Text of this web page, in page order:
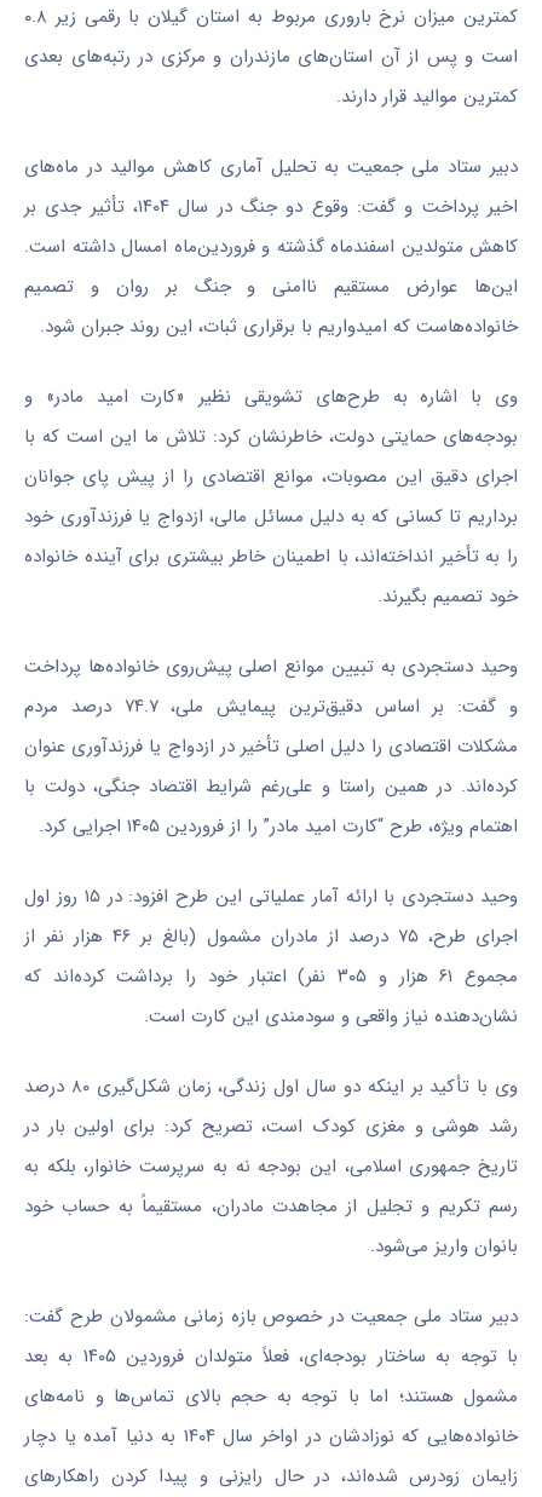
کمترین میزان نرخ باروری مربوط به استان گیلان با رقمی زیر ۰.۸
است و پس از آن استان‌های مازندران و مرکزی در رتبه‌های بعدی
کمترین موالید قرار دارند.
دبیر ستاد ملی جمعیت به تحلیل آماری کاهش موالید در ماه‌های
اخیر پرداخت و گفت: وقوع دو جنگ در سال ۱۴۰۴، تأثیر جدی بر
کاهش متولدین اسفندماه گذشته و فروردین‌ماه امسال داشته است.
این‌ها عوارض مستقیم ناامنی و جنگ بر روان و تصمیم
خانواده‌هاست که امیدواریم با برقراری ثبات، این روند جبران شود.
وی با اشاره به طرح‌های تشویقی نظیر «کارت امید مادر» و
بودجه‌های حمایتی دولت، خاطرنشان کرد: تلاش ما این است که با
اجرای دقیق این مصوبات، موانع اقتصادی را از پیش پای جوانان
برداریم تا کسانی که به دلیل مسائل مالی، ازدواج یا فرزندآوری خود
را به تأخیر انداخته‌اند، با اطمینان خاطر بیشتری برای آینده خانواده
خود تصمیم بگیرند.
وحید دستجردی به تبیین موانع اصلی پیش‌روی خانواده‌ها پرداخت
و گفت: بر اساس دقیق‌ترین پیمایش ملی، ۷۴.۷ درصد مردم
مشکلات اقتصادی را دلیل اصلی تأخیر در ازدواج یا فرزندآوری عنوان
کرده‌اند. در همین راستا و علی‌رغم شرایط اقتصاد جنگی، دولت با
اهتمام ویژه، طرح “کارت امید مادر” را از فروردین ۱۴۰۵ اجرایی کرد.
وحید دستجردی با ارائه آمار عملیاتی این طرح افزود: در ۱۵ روز اول
اجرای طرح، ۷۵ درصد از مادران مشمول (بالغ بر ۴۶ هزار نفر از
مجموع ۶۱ هزار و ۳۰۵ نفر) اعتبار خود را برداشت کرده‌اند که
نشان‌دهنده نیاز واقعی و سودمندی این کارت است.
وی با تأکید بر اینکه دو سال اول زندگی، زمان شکل‌گیری ۸۰ درصد
رشد هوشی و مغزی کودک است، تصریح کرد: برای اولین بار در
تاریخ جمهوری اسلامی، این بودجه نه به سرپرست خانوار، بلکه به
رسم تکریم و تجلیل از مجاهدت مادران، مستقیماً به حساب خود
بانوان واریز می‌شود.
دبیر ستاد ملی جمعیت در خصوص بازه زمانی مشمولان طرح گفت:
با توجه به ساختار بودجه‌ای، فعلاً متولدان فروردین ۱۴۰۵ به بعد
مشمول هستند؛ اما با توجه به حجم بالای تماس‌ها و نامه‌های
خانواده‌هایی که نوزادشان در اواخر سال ۱۴۰۴ به دنیا آمده یا دچار
زایمان زودرس شده‌اند، در حال رایزنی و پیدا کردن راهکارهای